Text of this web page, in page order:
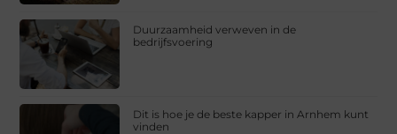
Duurzaamheid verweven in de
bedrijfsvoering
Dit is hoe je de beste kapper in Arnhem kunt
vinden